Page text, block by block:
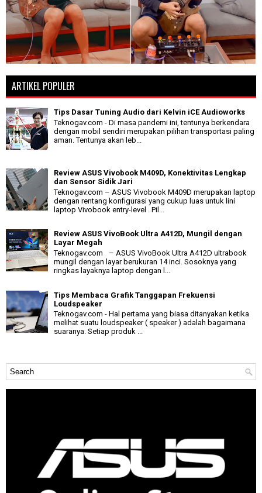
ARTIKEL POPULER
Tips Dasar Tuning Audio dari Kelvin iCE Audioworks
Teknogav.com - Di masa pandemi ini, tentunya berkendara
dengan mobil sendiri merupakan pilihan transportasi paling
aman. Tentunya akan leb...
Review ASUS Vivobook M409D, Konektivitas Lengkap
dan Sensor Sidik Jari
Teknogav.com – ASUS Vivobook M409D merupakan laptop
dengan rentang konfigurasi yang cukup luas untuk lini
laptop Vivobook entry-level . Pil...
Review ASUS VivoBook Ultra A412D, Mungil dengan
Layar Megah
Teknogav.com – ASUS VivoBook Ultra A412D ultrabook
mungil dengan layar berukuran 14 inci. Sosoknya yang
ringkas layaknya laptop dengan l...
Tips Membaca Grafik Tanggapan Frekuensi
Loudspeaker
Teknogav.com - Hal pertama yang biasa ditanyakan ketika
melihat suatu loudspeaker ( speaker ) adalah bagaimana
suaranya. Setiap produk ...